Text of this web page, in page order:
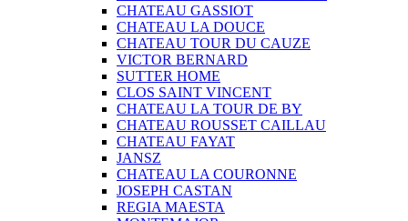
CHATEAU GASSIOT
CHATEAU LA DOUCE
CHATEAU TOUR DU CAUZE
VICTOR BERNARD
SUTTER HOME
CLOS SAINT VINCENT
CHATEAU LA TOUR DE BY
CHATEAU ROUSSET CAILLAU
CHATEAU FAYAT
JANSZ
CHATEAU LA COURONNE
JOSEPH CASTAN
REGIA MAESTA